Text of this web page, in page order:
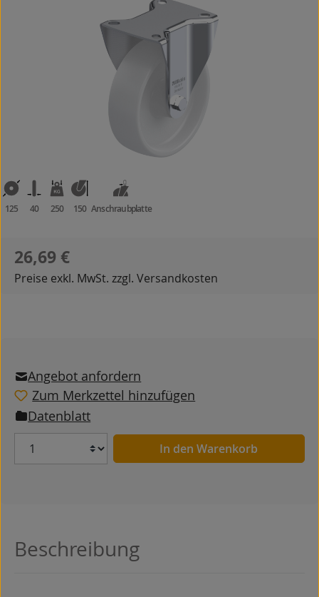
125 40 250 150 Anschraubplatte
Regulärer Preis:
26,69 €
Preise exkl. MwSt. zzgl. Versandkosten
Angebot anfordern
Zum Merkzettel hinzufügen
Datenblatt
Anzahl In den Warenkorb
Beschreibung